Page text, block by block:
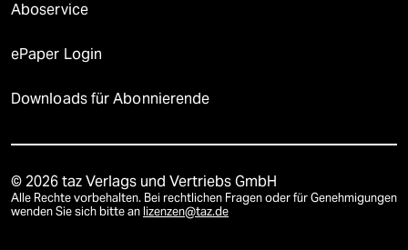
Aboservice
ePaper Login
Downloads für Abonnierende
© 2026 taz Verlags und Vertriebs GmbH
Alle Rechte vorbehalten. Bei rechtlichen Fragen oder für Genehmigungen
wenden Sie sich bitte an lizenzen@taz.de